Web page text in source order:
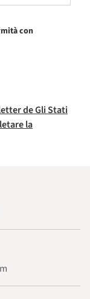
con
de Gli Stati
la